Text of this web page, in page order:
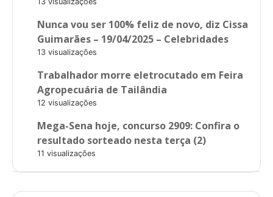
Nunca vou ser 100% feliz de novo, diz Cissa
Guimarães – 19/04/2025 – Celebridades
13 visualizações
Trabalhador morre eletrocutado em Feira
Agropecuária de Tailândia
12 visualizações
Mega-Sena hoje, concurso 2909: Confira o
resultado sorteado nesta terça (2)
11 visualizações